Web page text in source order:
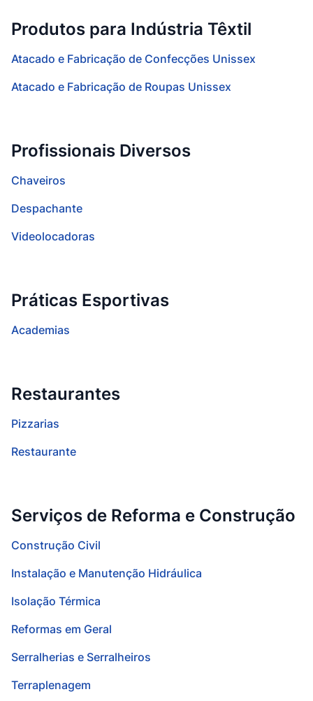
Produtos para Indústria Têxtil
Atacado e Fabricação de Confecções Unissex
Atacado e Fabricação de Roupas Unissex
Profissionais Diversos
Chaveiros
Despachante
Videolocadoras
Práticas Esportivas
Academias
Restaurantes
Pizzarias
Restaurante
Serviços de Reforma e Construção
Construção Civil
Instalação e Manutenção Hidráulica
Isolação Térmica
Reformas em Geral
Serralherias e Serralheiros
Terraplenagem